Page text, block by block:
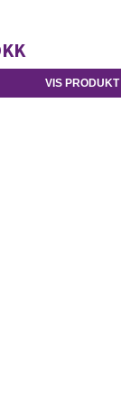
VIS PRODUKT